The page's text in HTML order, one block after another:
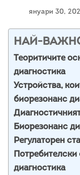
януари 30,
НАЙ-
Теоритичите
диагностика
Устройства,
биорезонанс
Биорезонанс
Регулаторен
диагностика